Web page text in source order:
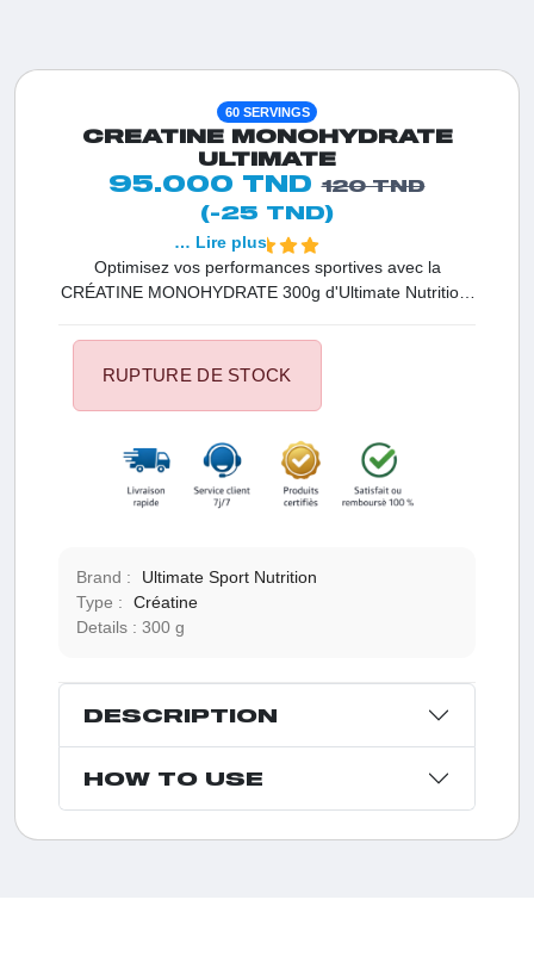
60 SERVINGS
CREATINE MONOHYDRATE
ULTIMATE
95.000 TND 120 TND
(-25 TND)
Optimisez vos performances sportives avec la
CRÉATINE MONOHYDRATE 300g d'Ultimate Nutrition,
favoriser la croissance musculaire, l'endurance et la
force. Disponible en poudre, ce produit offre un
semaines pour des résultats durables. Transformez
vos séances d'entraînement avec cette formule de
pointe, adaptée aux besoins des sportifs les plus
exigeants.
… Lire plus
RUPTURE DE STOCK
Brand :
Ultimate Sport Nutrition
Type :
Créatine
Details :
300 g
DESCRIPTION
HOW TO USE